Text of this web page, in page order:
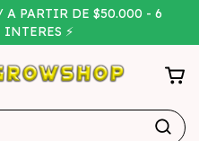
A PARTIR DE $50.000 - 6
⚡